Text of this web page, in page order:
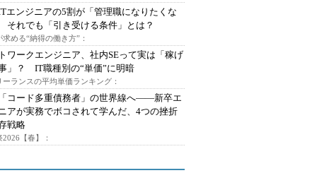
エンジニアの5割が「管理職になりたくな
れでも「引き受ける条件」とは？
求める“納得の働き方”：
ワークエンジニア、社内SEって実は「稼げ
」？ IT職種別の“単価”に明暗
ランスの平均単価ランキング：
コード多重債務者」の世界線へ――新卒エ
アが実務でボコされて学んだ、4つの挫折
戦略
2026【春】：